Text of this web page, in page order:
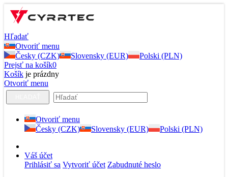
Hľadať
Otvoriť menu
Česky (CZK)
Slovensky (EUR)
Polski (PLN)
Prejsť na košík0
Košík je prázdny
Otvoriť menu
Otvoriť menu
Česky (CZK)
Slovensky (EUR) Polski (PLN)
Váš účet
Prihlásiť sa Vytvoriť účet Zabudnuté heslo